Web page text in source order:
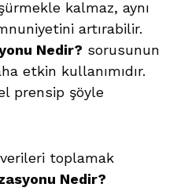
kalmaz, aynı
artırabilir.
Nedir? sorusunun
etkin kullanımıdır.
prensip şöyle
toplamak
Nedir?